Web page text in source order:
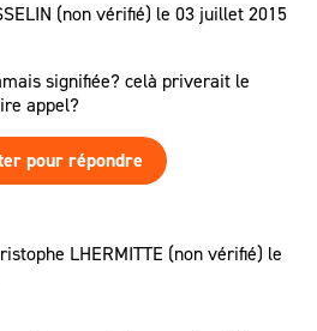
(non vérifié) le 03 juillet 2015
signifiée? celà priverait le
appel?
pour répondre
LHERMITTE (non vérifié) le